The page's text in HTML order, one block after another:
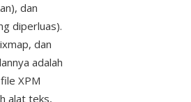
dan
diperluas).
dan
adalah
XPM
alat teks,